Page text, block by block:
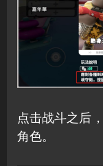
点击战斗之后
角色。